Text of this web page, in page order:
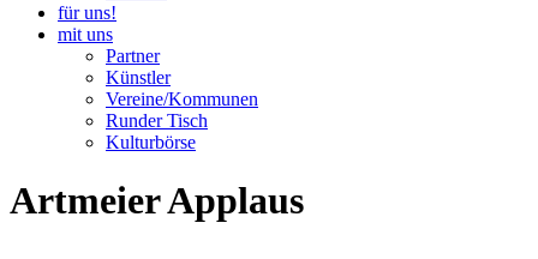
für uns!
mit uns
Partner
Künstler
Vereine/Kommunen
Runder Tisch
Kulturbörse
Artmeier Applaus